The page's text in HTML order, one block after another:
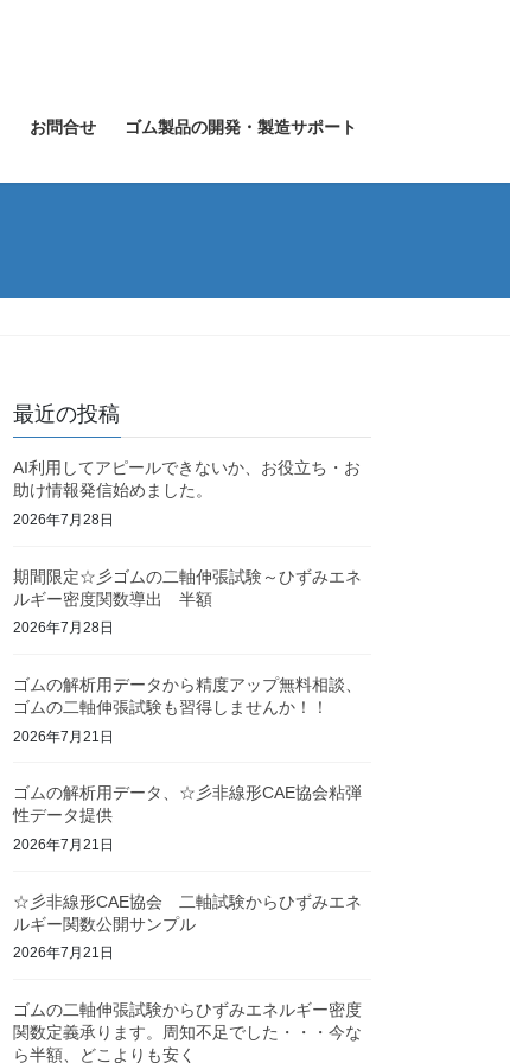
お問合せ ゴム製品の開発・製造サポート
最近の投稿
AI利用してアピールできないか、お役立ち・お
助け情報発信始めました。
2026年7月28日
期間限定☆彡ゴムの二軸伸張試験～ひずみエネ
ルギー密度関数導出 半額
2026年7月28日
ゴムの解析用データから精度アップ無料相談、
ゴムの二軸伸張試験も習得しませんか！！
2026年7月21日
ゴムの解析用データ、☆彡非線形CAE協会粘弾
性データ提供
2026年7月21日
☆彡非線形CAE協会 二軸試験からひずみエネ
ルギー関数公開サンプル
2026年7月21日
ゴムの二軸伸張試験からひずみエネルギー密度
関数定義承ります。周知不足でした・・・今な
ら半額、どこよりも安く